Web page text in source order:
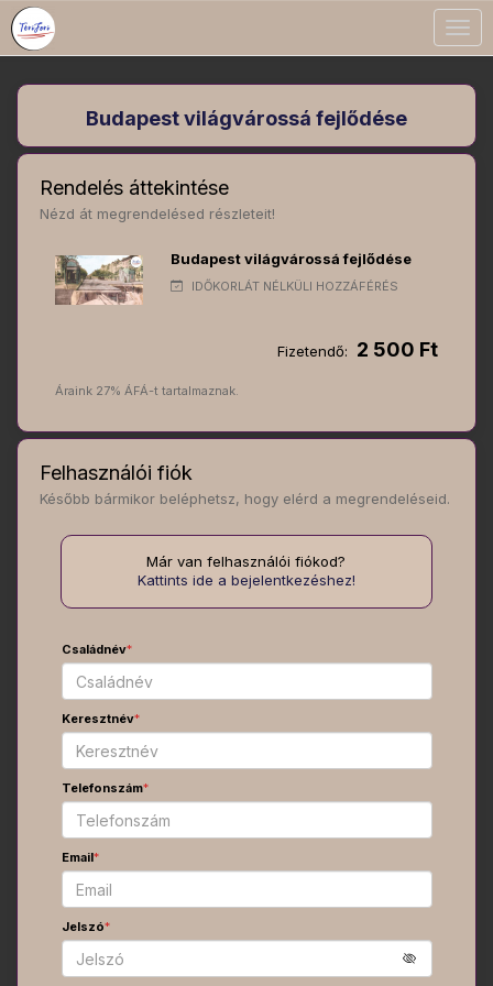
Budapest világvárossá fejlődése
Rendelés áttekintése
Nézd át megrendelésed részleteit!
Budapest világvárossá fejlődése
IDŐKORLÁT NÉLKÜLI HOZZÁFÉRÉS
Fizetendő: 2 500 Ft
Áraink 27% ÁFÁ-t tartalmaznak.
Felhasználói fiók
Később bármikor beléphetsz, hogy elérd a megrendeléseid.
Már van felhasználói fiókod?
Kattints ide a bejelentkezéshez!
Családnév*
Keresztnév*
Telefonszám*
Email*
Jelszó*